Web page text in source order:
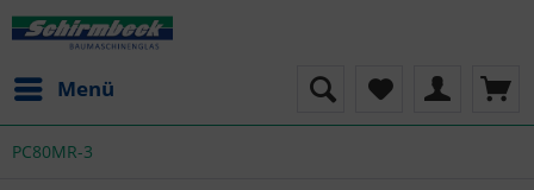
Menü
PC80MR-3